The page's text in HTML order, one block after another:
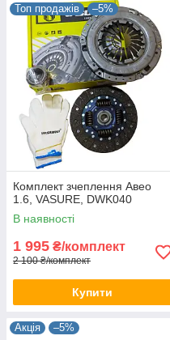
Топ продажів –5%
Комплект зчеплення Авео
1.6, VASURE, DWK040
В наявності
1 995 ₴/комплект
2 100 ₴/комплект
Купити
Акція –5%